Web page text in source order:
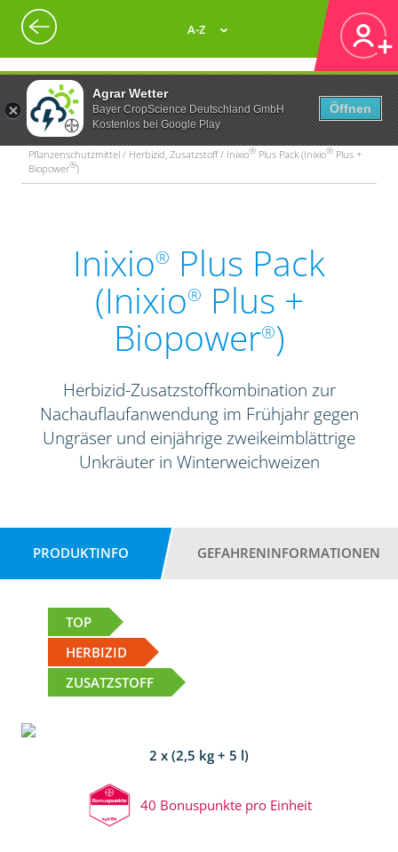
Agrar Wetter
Bayer CropScience Deutschland GmbH
Kostenlos bei Google Play
Öffnen
A-Z
Pflanzenschutzmittel / Herbizid, Zusatzstoff / Inixio® Plus Pack (Inixio® Plus +
Biopower®)
Inixio® Plus Pack
(Inixio® Plus +
Biopower®)
Herbizid-Zusatzstoffkombination zur
Nachauflaufanwendung im Frühjahr gegen
Ungräser und einjährige zweikeimblättrige
Unkräuter in Winterweichweizen
PRODUKTINFO GEFAHRENINFORMATIONEN
TOP
HERBIZID
ZUSATZSTOFF
2 x (2,5 kg + 5 l)
40 Bonuspunkte pro Einheit